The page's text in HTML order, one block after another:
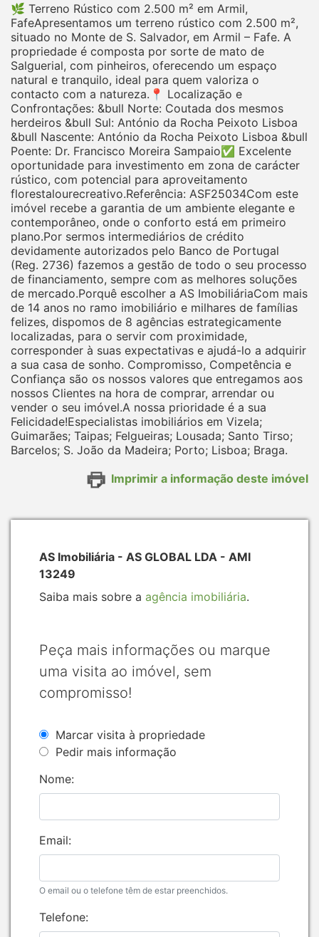
🌿 Terreno Rústico com 2.500 m² em Armil,
FafeApresentamos um terreno rústico com 2.500 m²,
situado no Monte de S. Salvador, em Armil – Fafe. A
propriedade é composta por sorte de mato de
Salguerial, com pinheiros, oferecendo um espaço
natural e tranquilo, ideal para quem valoriza o
contacto com a natureza.📍 Localização e
Confrontações: &bull Norte: Coutada dos mesmos
herdeiros &bull Sul: António da Rocha Peixoto Lisboa
&bull Nascente: António da Rocha Peixoto Lisboa &bull
Poente: Dr. Francisco Moreira Sampaio✅ Excelente
oportunidade para investimento em zona de carácter
rústico, com potencial para aproveitamento
florestalourecreativo.Referência: ASF25034Com este
imóvel recebe a garantia de um ambiente elegante e
contemporâneo, onde o conforto está em primeiro
plano.Por sermos intermediários de crédito
devidamente autorizados pelo Banco de Portugal
(Reg. 2736) fazemos a gestão de todo o seu processo
de financiamento, sempre com as melhores soluções
de mercado.Porquê escolher a AS ImobiliáriaCom mais
de 14 anos no ramo imobiliário e milhares de famílias
felizes, dispomos de 8 agências estrategicamente
localizadas, para o servir com proximidade,
corresponder à suas expectativas e ajudá-lo a adquirir
a sua casa de sonho. Compromisso, Competência e
Confiança são os nossos valores que entregamos aos
nossos Clientes na hora de comprar, arrendar ou
vender o seu imóvel.A nossa prioridade é a sua
Felicidade!Especialistas imobiliários em Vizela;
Guimarães; Taipas; Felgueiras; Lousada; Santo Tirso;
Barcelos; S. João da Madeira; Porto; Lisboa; Braga.
Imprimir a informação deste imóvel
AS Imobiliária - AS GLOBAL LDA - AMI
13249
Saiba mais sobre a agência imobiliária.
Peça mais informações ou marque
uma visita ao imóvel, sem
compromisso!
Marcar visita à propriedade
Pedir mais informação
Nome:
Email:
O email ou o telefone têm de estar preenchidos.
Telefone: